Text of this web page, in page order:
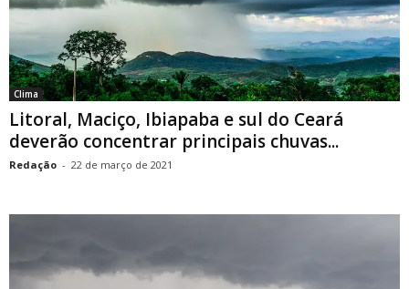
Clima
Litoral, Maciço, Ibiapaba e sul do Ceará
deverão concentrar principais chuvas...
Redação - 22 de março de 2021